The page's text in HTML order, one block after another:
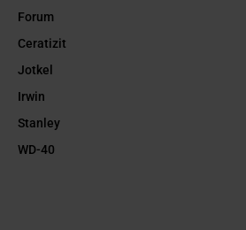
Forum
Ceratizit
Jotkel
Irwin
Stanley
WD-40